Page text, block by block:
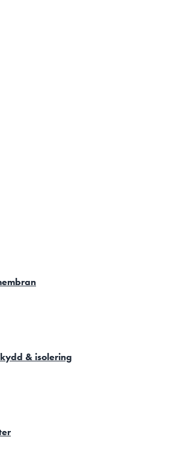
& isolering